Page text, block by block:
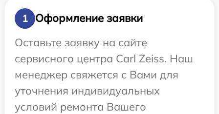
1
Оформление заявки
Оставьте заявку на сайте
сервисного центра Carl Zeiss. Наш
менеджер свяжется с Вами для
уточнения индивидуальных
условий ремонта Вашего